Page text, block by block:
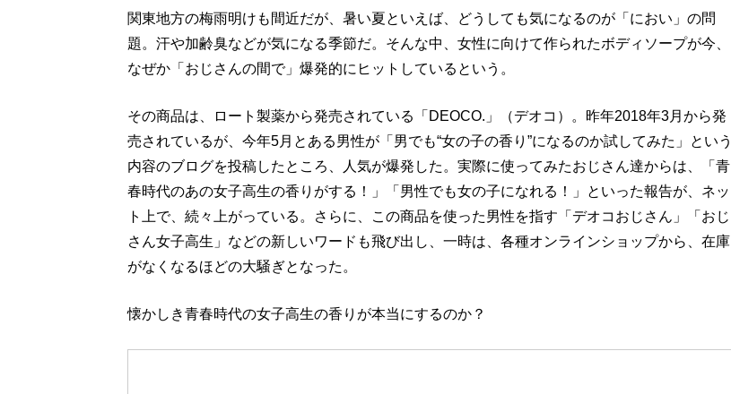
関東地方の梅雨明けも間近だが、暑い夏といえば、どうしても気になるのが「におい」の問
題。汗や加齢臭などが気になる季節だ。そんな中、女性に向けて作られたボディソープが今、
なぜか「おじさんの間で」爆発的にヒットしているという。
その商品は、ロート製薬から発売されている「DEOCO.」（デオコ）。昨年2018年3月から発
売されているが、今年5月とある男性が「男でも“女の子の香り”になるのか試してみた」という
内容のブログを投稿したところ、人気が爆発した。実際に使ってみたおじさん達からは、「青
春時代のあの女子高生の香りがする！」「男性でも女の子になれる！」といった報告が、ネッ
ト上で、続々上がっている。さらに、この商品を使った男性を指す「デオコおじさん」「おじ
さん女子高生」などの新しいワードも飛び出し、一時は、各種オンラインショップから、在庫
がなくなるほどの大騒ぎとなった。
懐かしき青春時代の女子高生の香りが本当にするのか？